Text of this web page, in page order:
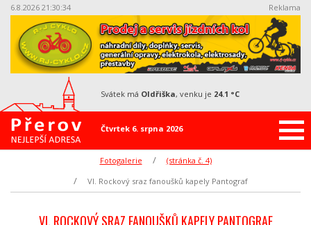
6.8.2026 21:30:34 Reklama
Čtvrtek 6. srpna 2026
svátek má Oldřiška, venku je 24.1 °C
Fotogalerie
(stránka č. 4)
VI. Rockový sraz fanoušků kapely Pantograf
VI. ROCKOVÝ SRAZ FANOUŠKŮ KAPELY PANTOGRAF